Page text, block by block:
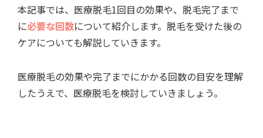
本記事では、医療脱毛1回目の効果や、脱毛完了まで
に必要な回数について紹介します。脱毛を受けた後の
ケアについても解説していきます。
医療脱毛の効果や完了までにかかる回数の目安を理解
したうえで、医療脱毛を検討していきましょう。